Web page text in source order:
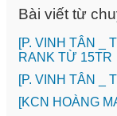
Bài viết từ
[P. VINH TÂN _
RANK TỪ 15TR
[P. VINH TÂN _
️[KCN HOÀNG